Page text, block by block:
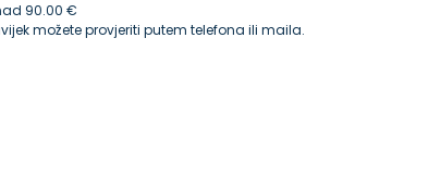
90.00 €
možete provjeriti putem telefona ili maila.